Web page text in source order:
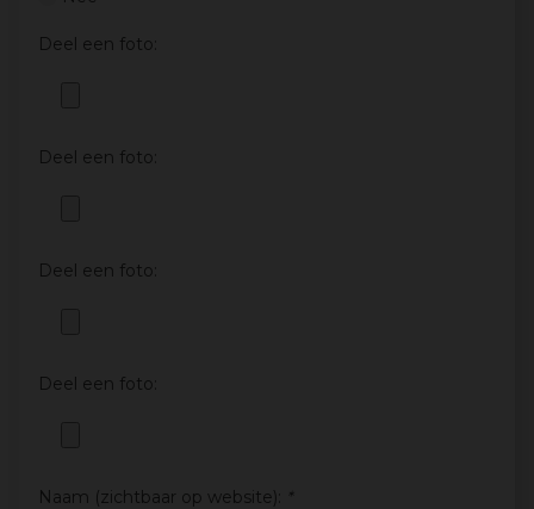
Deel een foto:
Deel een foto:
Deel een foto:
Deel een foto:
Naam (zichtbaar op website): *